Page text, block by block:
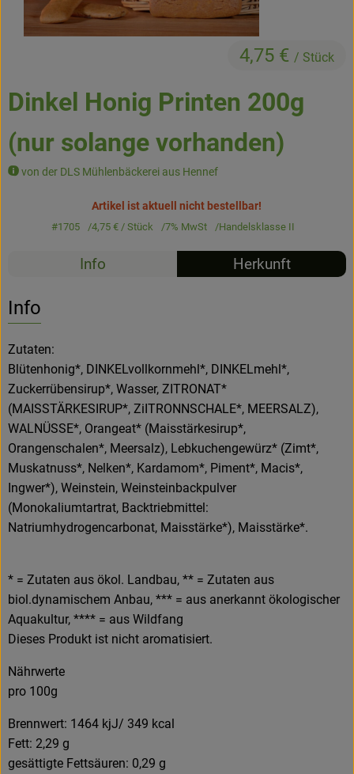
Kühltheke
TrinkBar
Großgebinde
Über uns
Service
Hofladen
Dinkel Honig Printen 200g
(nur solange vorhanden)
von der DLS Mühlenbäckerei aus Hennef
4,75 € / Stück
Artikel ist aktuell nicht bestellbar!
#1705 4,75 € / Stück 7% MwSt Handelsklasse II
Info Herkunft
Info
Zutaten:
Blütenhonig*, DINKELvollkornmehl*, DINKELmehl*,
Zuckerrübensirup*, Wasser, ZITRONAT*
(MAISSTÄRKESIRUP*, ZiITRONNSCHALE*, MEERSALZ),
WALNÜSSE*, Orangeat* (Maisstärkesirup*,
Orangenschalen*, Meersalz), Lebkuchengewürz* (Zimt*,
Muskatnuss*, Nelken*, Kardamom*, Piment*, Macis*,
Ingwer*), Weinstein, Weinsteinbackpulver
(Monokaliumtartrat, Backtriebmittel:
Natriumhydrogencarbonat, Maisstärke*), Maisstärke*.
* = Zutaten aus ökol. Landbau, ** = Zutaten aus
biol.dynamischem Anbau, *** = aus anerkannt ökologischer
Aquakultur, **** = aus Wildfang
Dieses Produkt ist nicht aromatisiert.
Nährwerte
pro 100g
Brennwert: 1464 kjJ/ 349 kcal
Fett: 2,29 g
gesättigte Fettsäuren: 0,29 g